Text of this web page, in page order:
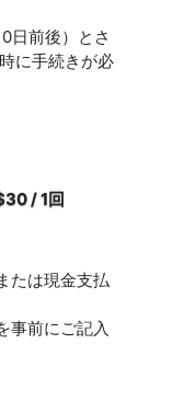
日前後）とさ
に手続きが必
/ 1回
たは現金支払
事前にご記入